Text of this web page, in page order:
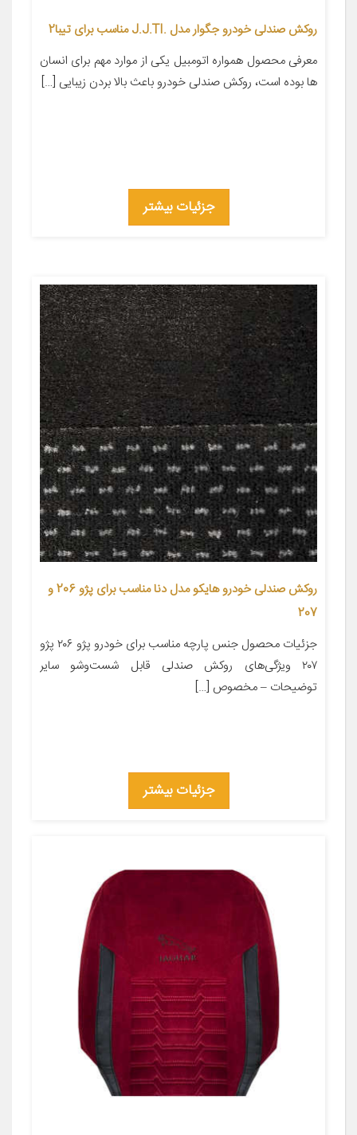
روکش صندلی خودرو جگوار مدل .J.J.TI مناسب برای تیبا2
معرفی محصول همواره اتومبیل یکی از موارد مهم برای انسان
ها بوده است، روکش صندلی خودرو باعث بالا بردن زیبایی […]
جزئیات بیشتر
روکش صندلی خودرو هایکو مدل دنا مناسب برای پژو 206 و
207
جزئیات محصول جنس پارچه مناسب برای خودرو پژو ۲۰۶ پژو
۲۰۷ ویژگی‌های روکش صندلی قابل شست‌وشو سایر
توضیحات – مخصوص […]
جزئیات بیشتر